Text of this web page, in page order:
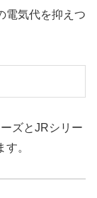
電気代を抑えつ
ズとJRシリー
。